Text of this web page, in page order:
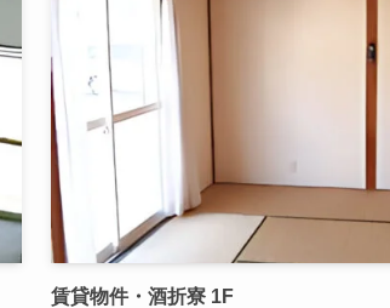
賃貸物件・酒折寮 1F